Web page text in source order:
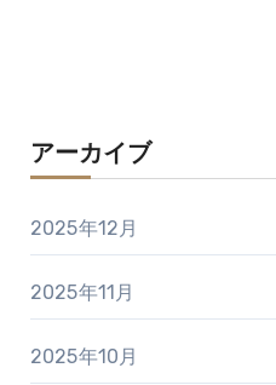
アーカイブ
2025年12月
2025年11月
2025年10月